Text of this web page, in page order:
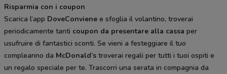
Risparmia con i coupon
Scarica l’app DoveConviene e sfoglia il volantino, troverai
periodicamente tanti coupon da presentare alla cassa per
usufruire di fantastici sconti. Se vieni a festeggiare il tuo
compleanno da McDonald’s troverai regali per tutti i tuoi ospiti e
un regalo speciale per te. Trascorri una serata in compagnia da